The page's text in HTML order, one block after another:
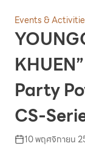
Events &
Party
CS-
10 พฤศจิกายน